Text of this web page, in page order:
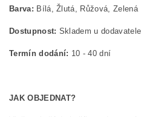
Barva: Bílá, Žlutá, Růžová, Zelená
Dostupnost: Skladem u dodavatele
Termín dodání: 10 - 40 dní
JAK OBJEDNAT?